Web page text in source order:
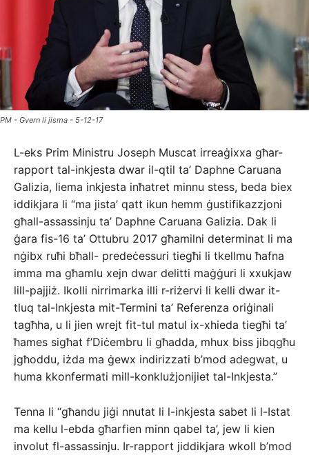
PM - Gvern li jisma - 5-12-17
L-eks Prim Ministru Joseph Muscat irreaġixxa għar-
rapport tal-inkjes­ta dwar il-qtil ta’ Daphne Caruana
Galizia, liema inkjesta inħatret minnu stess, beda biex
iddikjara li “ma jista’ qatt ikun hemm ġustifikazzjoni
għall-assassinju ta’ Daphne Caruana Galizia. Dak li
ġara fis-16 ta’ Ottubru 2017 għamilni determinat li ma
nġibx ruħi bħall- predeċessuri tiegħi li tkellmu ħafna
imma ma għamlu xejn dwar delitti maġġuri li xxukjaw
lill-pajjiż. Ikolli nirrimarka illi r-riżervi li kelli dwar it-
tluq tal-Inkjesta mit-Termini ta’ Referenza oriġinali
tagħha, u li jien wrejt fit-tul matul ix-xhieda tiegħi ta’
ħames sigħat f’Diċembru li għadda, mhux biss jibqgħu
jgħoddu, iżda ma ġewx indirizzati b’mod adegwat, u
huma kkonfermati mill-konklużjonijiet tal-Inkjesta.”
Tenna li “għandu jiġi nnutat li l-inkjesta sabet li l-Istat
ma kellu l-ebda għarfien minn qabel ta’, jew li kien
involut fl-assassinju. Ir-rapport jiddikjara wkoll b’mod